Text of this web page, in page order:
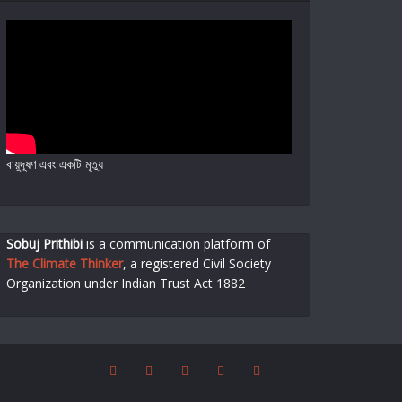
বায়ুদূষণ এবং একটি মৃত্যু
Sobuj Prithibi is a communication platform of
The Climate Thinker,a registered Civil Society
Organization under Indian Trust Act 1882